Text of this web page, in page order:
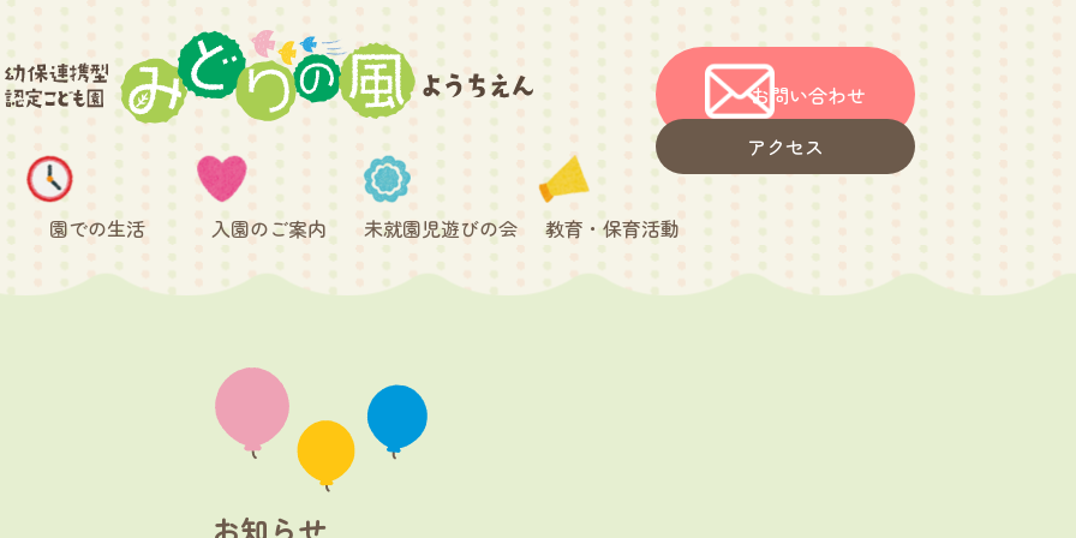
お問い合わせ
アクセス
園での生活 入園のご案内 未就園児遊びの会 教育・保育活動
お知らせ